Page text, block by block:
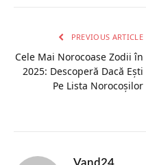
PREVIOUS ARTICLE
Cele Mai Norocoase Zodii în
2025: Descoperă Dacă Ești
Pe Lista Norocoșilor